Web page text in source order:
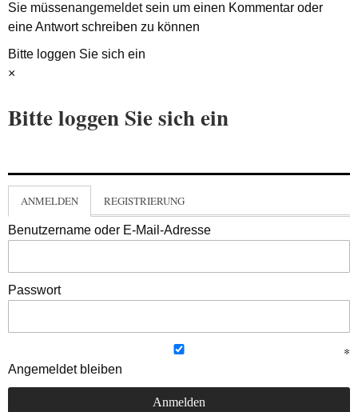
Sie müssenangemeldetsein um einen Kommentar oder
eine Antwort schreiben zu können
Bitte loggen Sie sich ein
×
Bitte loggen Sie sich ein
ANMELDEN REGISTRIERUNG
Benutzername oder E-Mail-Adresse
Passwort
Angemeldet bleiben